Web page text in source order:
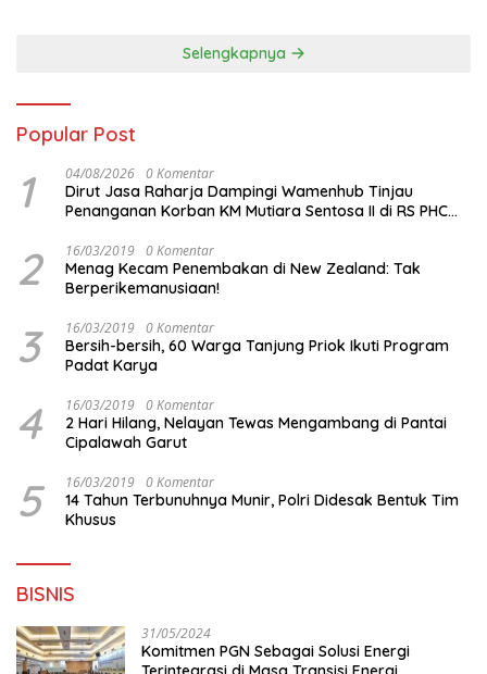
Selengkapnya
Popular Post
1 04/08/2026 0 Komentar
Dirut Jasa Raharja Dampingi Wamenhub Tinjau
Penanganan Korban KM Mutiara Sentosa II di RS PHC
2 16/03/2019 0 Komentar
Menag Kecam Penembakan di New Zealand: Tak
Berperikemanusiaan!
3 16/03/2019 0 Komentar
Bersih-bersih, 60 Warga Tanjung Priok Ikuti Program
Padat Karya
4 16/03/2019 0 Komentar
2 Hari Hilang, Nelayan Tewas Mengambang di Pantai
Cipalawah Garut
5 16/03/2019 0 Komentar
14 Tahun Terbunuhnya Munir, Polri Didesak Bentuk Tim
Khusus
BISNIS
31/05/2024
Komitmen PGN Sebagai Solusi Energi